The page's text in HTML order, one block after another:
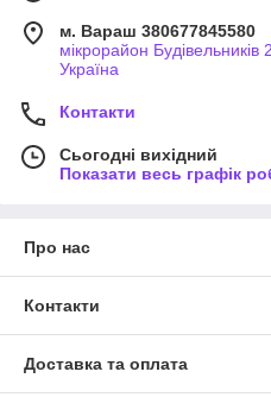
м. Вараш 380677845580
мікрорайон
Україна
Контакти
Сьогодні вихідний
Показати весь графік
Про нас
Контакти
Доставка та оплата